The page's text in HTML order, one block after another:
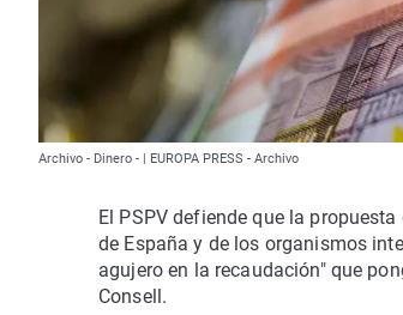
Archivo - Dinero - | EUROPA PRESS - Archivo
El PSPV defiende que la
de España y de los organismos
agujero en la recaudación" que
Consell.